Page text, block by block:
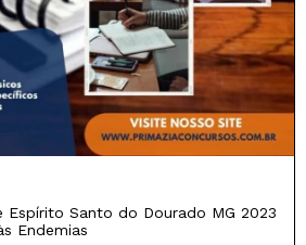
Espírito Santo do Dourado MG 2023
Endemias